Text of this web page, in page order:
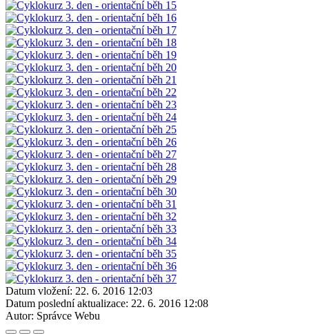
Datum vložení: 22. 6. 2016 12:03
Datum poslední aktualizace: 22. 6. 2016 12:08
Autor: Správce Webu